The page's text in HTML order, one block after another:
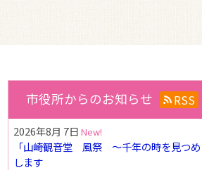
市役所からのお知らせ RSS
2026年8月 7日
「山崎観音堂 風祭 ～千年の時を見つ
します